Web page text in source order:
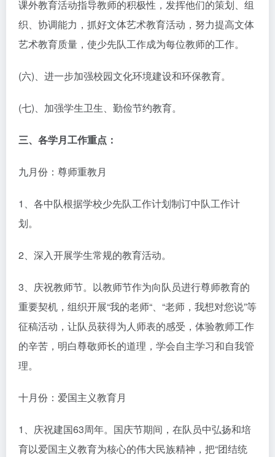
课外教育活动指导教师的积极性，发挥他们的策划、组
织、协调能力，抓好文体艺术教育活动，努力提高文体
艺术教育质量，使少先队工作成为每位教师的工作。
(六)、进一步加强校园文化环境建设和环保教育。
(七)、加强学生卫生、勤俭节约教育。
三、各学月工作重点：
九月份：尊师重教月
1、各中队根据学校少先队工作计划制订中队工作计
划。
2、深入开展学生常规的教育活动。
3、庆祝教师节。以教师节作为向队员进行尊师教育的
重要契机，组织开展“我的老师“、“老师，我想对您说”等
征稿活动，让队员获得为人师表的感受，体验教师工作
的辛苦，明白尊敬师长的道理，学会自主学习和自我管
理。
十月份：爱国主义教育月
1、庆祝建国63周年。国庆节期间，在队员中弘扬和培
育以爱国主义教育为核心的伟大民族精神，把“团结统